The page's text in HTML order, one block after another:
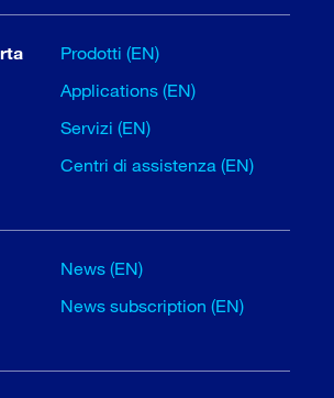
Prodotti (EN)
Applications (EN)
Servizi (EN)
Centri di assistenza (EN)
News (EN)
News subscription (EN)